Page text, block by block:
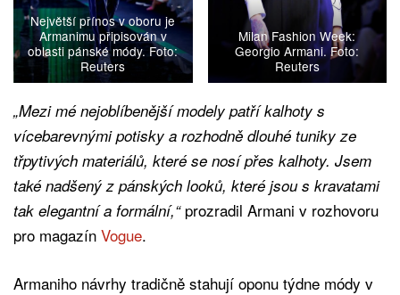
Největší přínos v oboru je
Armanimu připisován v
oblasti pánské módy. Foto:
Reuters
Milan Fashion Week:
Georgio Armani. Foto:
Reuters
„Mezi mé nejoblíbenější modely patří kalhoty s
vícebarevnými potisky a rozhodně dlouhé tuniky ze
třpytivých materiálů, které se nosí přes kalhoty. Jsem
také nadšený z pánských looků, které jsou s kravatami
tak elegantní a formální,“ prozradil Armani v rozhovoru
pro magazín Vogue.
Armaniho návrhy tradičně stahují oponu týdne módy v